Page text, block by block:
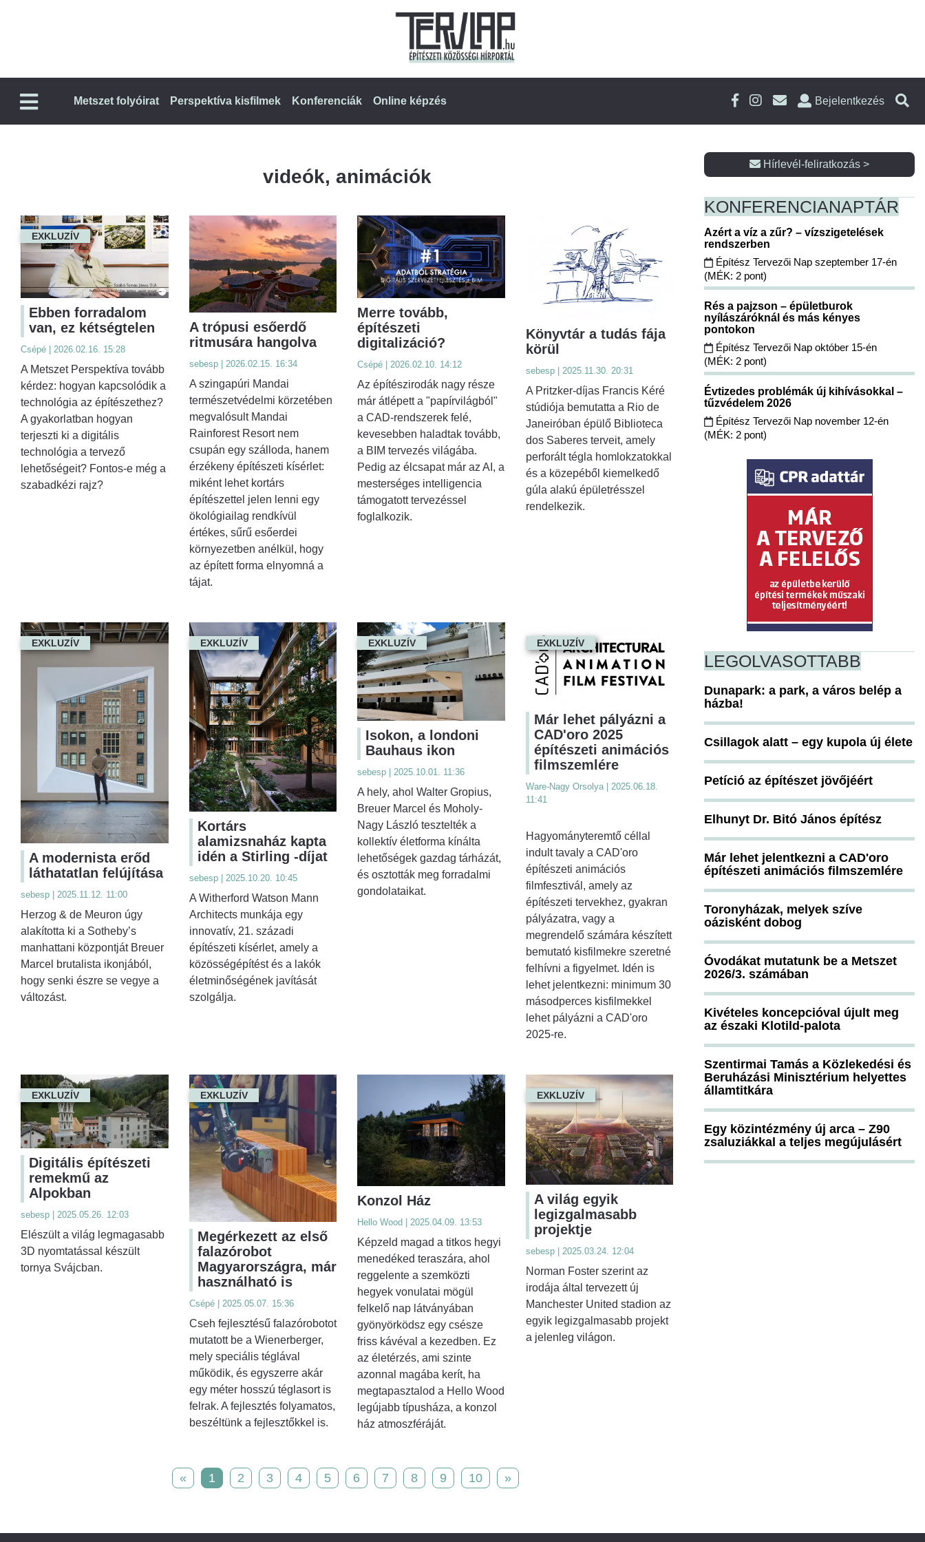
Metszet folyóirat Perspektíva kisfilmek Konferenciák Online képzés Bejelentkezés
videók, animációk
EXKLUZÍV
Ebben forradalom
van, ez kétségtelen
Csépé | 2026.02.16. 15:28
A Metszet Perspektíva tovább
kérdez: hogyan kapcsolódik a
technológia az építészethez?
A gyakorlatban hogyan
terjeszti ki a digitális
technológia a tervező
lehetőségeit? Fontos-e még a
szabadkézi rajz?
A trópusi esőerdő
ritmusára hangolva
sebesp | 2026.02.15. 16:34
A szingapúri Mandai
természetvédelmi körzetében
megvalósult Mandai
Rainforest Resort nem
csupán egy szálloda, hanem
érzékeny építészeti kísérlet:
miként lehet kortárs
építészettel jelen lenni egy
ökológiailag rendkívül
értékes, sűrű esőerdei
környezetben anélkül, hogy
az épített forma elnyomná a
tájat.
Merre tovább,
építészeti
digitalizáció?
Csépé | 2026.02.10. 14:12
Az építészirodák nagy része
már átlépett a "papírvilágból"
a CAD-rendszerek felé,
kevesebben haladtak tovább,
a BIM tervezés világába.
Pedig az élcsapat már az AI, a
mesterséges intelligencia
támogatott tervezéssel
foglalkozik.
Könyvtár a tudás fája
körül
sebesp | 2025.11.30. 20:31
A Pritzker-díjas Francis Kéré
stúdiója bemutatta a Rio de
Janeiróban épülő Biblioteca
dos Saberes terveit, amely
perforált tégla homlokzatokkal
és a közepéből kiemelkedő
gúla alakú épületrésszel
rendelkezik.
EXKLUZÍV
A modernista erőd
láthatatlan felújítása
sebesp | 2025.11.12. 11:00
Herzog & de Meuron úgy
alakította ki a Sotheby’s
manhattani központját Breuer
Marcel brutalista ikonjából,
hogy senki észre se vegye a
változást.
EXKLUZÍV
Kortárs
alamizsnaház kapta
idén a Stirling -díjat
sebesp | 2025.10.20. 10:45
A Witherford Watson Mann
Architects munkája egy
innovatív, 21. századi
építészeti kísérlet, amely a
közösségépítést és a lakók
életminőségének javítását
szolgálja.
EXKLUZÍV
Isokon, a londoni
Bauhaus ikon
sebesp | 2025.10.01. 11:36
A hely, ahol Walter Gropius,
Breuer Marcel és Moholy-
Nagy László tesztelték a
kollektív életforma kínálta
lehetőségek gazdag tárházát,
és osztották meg forradalmi
gondolataikat.
EXKLUZÍV
Már lehet pályázni a
CAD'oro 2025
építészeti animációs
filmszemlére
Ware-Nagy Orsolya | 2025.06.18.
11:41
Hagyományteremtő céllal
indult tavaly a CAD'oro
építészeti animációs
filmfesztivál, amely az
építészeti tervekhez, gyakran
pályázatra, vagy a
megrendelő számára készített
bemutató kisfilmekre szeretné
felhívni a figyelmet. Idén is
lehet jelentkezni: minimum 30
másodperces kisfilmekkel
lehet pályázni a CAD'oro
2025-re.
EXKLUZÍV
Digitális építészeti
remekmű az
Alpokban
sebesp | 2025.05.26. 12:03
Elészült a világ legmagasabb
3D nyomtatással készült
tornya Svájcban.
EXKLUZÍV
Megérkezett az első
falazórobot
Magyarországra, már
használható is
Csépé | 2025.05.07. 15:36
Cseh fejlesztésű falazórobotot
mutatott be a Wienerberger,
mely speciális téglával
működik, és egyszerre akár
egy méter hosszú téglasort is
felrak. A fejlesztés folyamatos,
beszéltünk a fejlesztőkkel is.
Konzol Ház
Hello Wood | 2025.04.09. 13:53
Képzeld magad a titkos hegyi
menedéked teraszára, ahol
reggelente a szemközti
hegyek vonulatai mögül
felkelő nap látványában
gyönyörködsz egy csésze
friss kávéval a kezedben. Ez
az életérzés, ami szinte
azonnal magába kerít, ha
megtapasztalod a Hello Wood
legújabb típusháza, a konzol
ház atmoszféráját.
EXKLUZÍV
A világ egyik
legizgalmasabb
projektje
sebesp | 2025.03.24. 12:04
Norman Foster szerint az
irodája által tervezett új
Manchester United stadion az
egyik legizgalmasabb projekt
a jelenleg világon.
« 1 2 3 4 5 6 7 8 9 10 »
Hírlevél-feliratkozás >
KONFERENCIANAPTÁR
Azért a víz a zűr? – vízszigetelések
rendszerben
Építész Tervezői Nap szeptember 17-én
(MÉK: 2 pont)
Rés a pajzson – épületburok
nyílászáróknál és más kényes
pontokon
Építész Tervezői Nap október 15-én
(MÉK: 2 pont)
Évtizedes problémák új kihívásokkal –
tűzvédelem 2026
Építész Tervezői Nap november 12-én
(MÉK: 2 pont)
LEGOLVASOTTABB
Dunapark: a park, a város belép a
házba!
Csillagok alatt – egy kupola új élete
Petíció az építészet jövőjéért
Elhunyt Dr. Bitó János építész
Már lehet jelentkezni a CAD'oro
építészeti animációs filmszemlére
Toronyházak, melyek szíve
oázisként dobog
Óvodákat mutatunk be a Metszet
2026/3. számában
Kivételes koncepcióval újult meg
az északi Klotild-palota
Szentirmai Tamás a Közlekedési és
Beruházási Minisztérium helyettes
államtitkára
Egy közintézmény új arca – Z90
zsaluziákkal a teljes megújulásért